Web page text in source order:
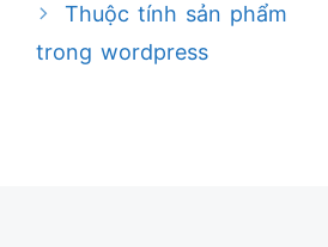
Thuộc tính sản phẩm
trong wordpress